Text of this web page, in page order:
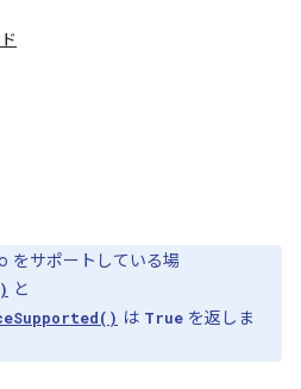
をサポートしている場
と
は True を返しま